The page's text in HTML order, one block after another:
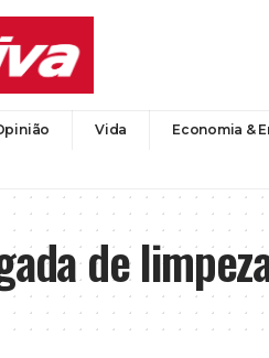
Vida Economia &
de